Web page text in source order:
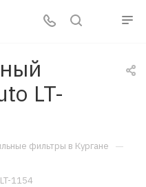
LT-
фильтры в Кургане —
1154